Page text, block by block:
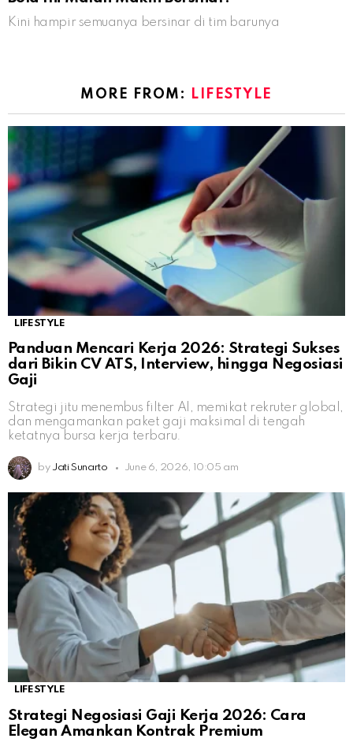
Kini hampir semuanya bersinar di tim barunya
MORE FROM: LIFESTYLE
LIFESTYLE
Panduan Mencari Kerja 2026: Strategi Sukses
dari Bikin CV ATS, Interview, hingga Negosiasi
Gaji
Strategi jitu menembus filter AI, memikat rekruter global,
dan mengamankan paket gaji maksimal di tengah
ketatnya bursa kerja terbaru.
by Jati Sunarto June 6, 2026, 10:05 am
LIFESTYLE
Strategi Negosiasi Gaji Kerja 2026: Cara
Elegan Amankan Kontrak Premium